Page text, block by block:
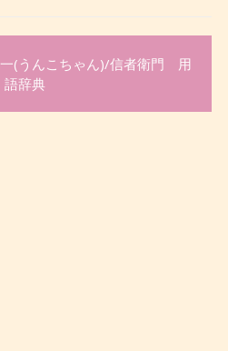
(うんこちゃん)/信者衛門 用
語辞典